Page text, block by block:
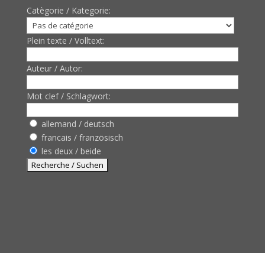
Catègorie / Kategorie:
Plein texte / Volltext:
Auteur / Autor:
Mot clef / Schlagwort:
allemand / deutsch
francais / französisch
les deux / beide